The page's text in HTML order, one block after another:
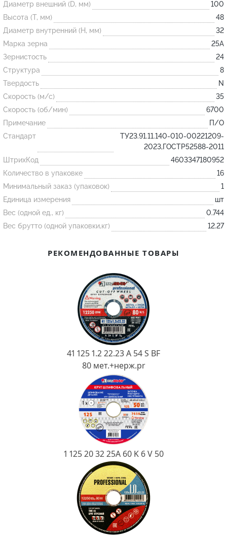
Огнеупорные
изделия
Скачать каталог
Тигель
Муфель
Черпак
Шербер
Трубка
Стержень
Пробка
Подставка
Лодочка
Контакт
Желоб
Диаметр внешний (D, мм)
100
Высота (T, мм)
48
Диаметр внутренний (H, мм)
32
Марка зерна
25А
Зернистость
24
Структура
8
Твердость
N
Скорость (м/с)
35
Скорость (об/мин)
6700
Примечание
П/О
Стандарт
ТУ23.91.11.140-010-00221209-
2023,ГОСТР52588-2011
ШтрихКод
4603347180952
Количество в упаковке
16
Минимальный заказ (упаковок)
1
Единица измерения
шт
Вес (одной ед., кг)
0.744
Вес брутто (одной упаковки,кг)
12.27
РЕКОМЕНДОВАННЫЕ ТОВАРЫ
41 125 1.2 22.23 A 54 S BF
80 мет.+нерж.pr
1 125 20 32 25А 60 K 6 V 50